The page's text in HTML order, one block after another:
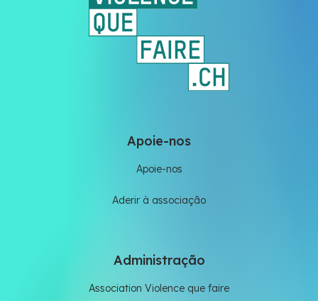
Apoie-nos
Apoie-nos
Aderir à associação
Administração
Association Violence que faire